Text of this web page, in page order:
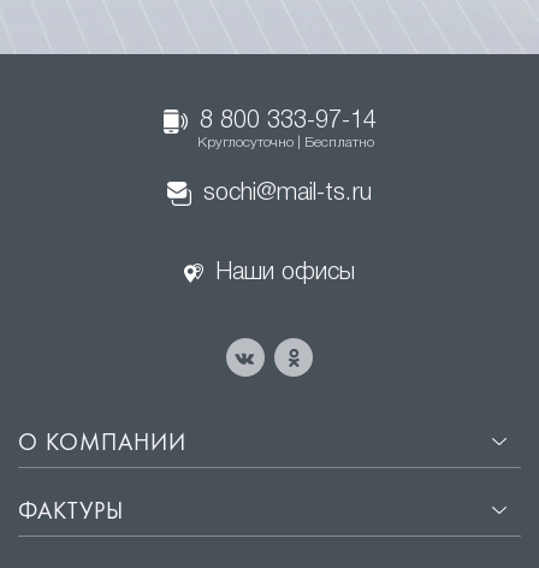
8 800 333-97-14
Круглосуточно | Бесплатно
sochi@mail-ts.ru
Наши офисы
О КОМПАНИИ
ФАКТУРЫ